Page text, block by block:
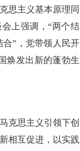
思主义基本原理同
上强调，“两个结
”，党带领人民开
焕发出新的蓬勃生
克思主义引领下创
相互促进，以实践